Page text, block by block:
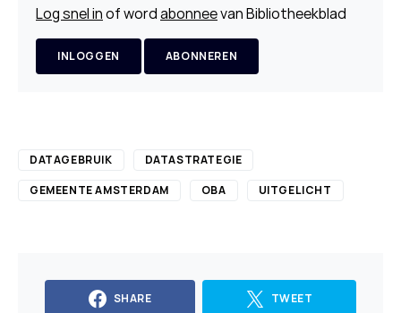
Log snel inof wordabonneevan Bibliotheekblad
INLOGGEN ABONNEREN
DATAGEBRUIK
DATASTRATEGIE
GEMEENTE AMSTERDAM
OBA UITGELICHT
SHARE TWEET